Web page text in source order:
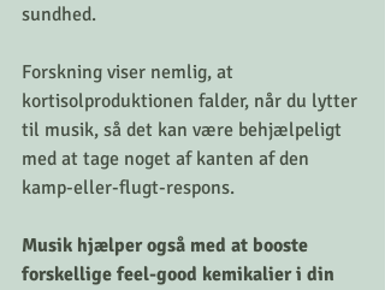
sundhed.
Forskning viser nemlig, at
kortisolproduktionen falder, når du lytter
til musik, så det kan være behjælpeligt
med at tage noget af kanten af ​​den
kamp-eller-flugt-respons.
Musik hjælper også med at booste
forskellige feel-good kemikalier i din